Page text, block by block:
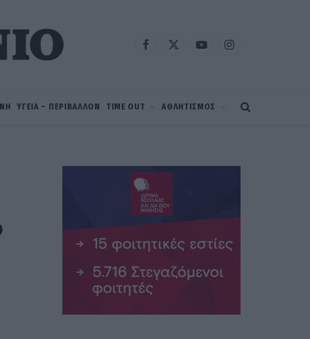
Facebook
X
YouTubeInstagram
ΥΓΕΙΑ – ΠΕΡΙΒΑΛΛΟΝ TIME OUT ΑΘΛΗΤΙΣΜΟΣ